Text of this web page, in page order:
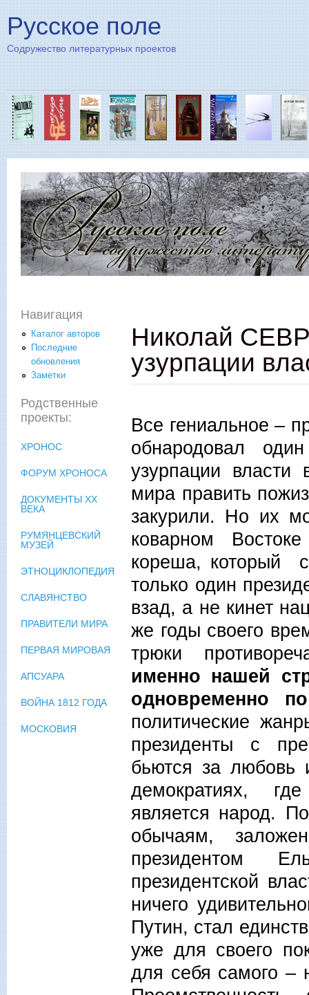
Русское поле
Содружество литературных проектов
Николай
узурпации
Все гениальное –
обнародовал
узурпации
мира править
закурили. Но их
коварном
кореша, который
только один
взад, а не кинет
же годы своего
трюки
именно нашей
одновременно
политические
президенты с
бьются за любовь
демократиях,
является народ.
обычаям,
президентом
президентской
ничего
Путин, стал
уже для своего
для себя самого –
Навигация
Каталог авторов
Последние
обновления
Заметки
Родственные
проекты:
ХРОНОС
ФОРУМ ХРОНОСА
ДОКУМЕНТЫ XX
ВЕКА
РУМЯНЦЕВСКИЙ
МУЗЕЙ
ЭТНОЦИКЛОПЕДИЯ
СЛАВЯНСТВО
ПРАВИТЕЛИ МИРА
ПЕРВАЯ МИРОВАЯ
АПСУАРА
ВОЙНА 1812 ГОДА
МОСКОВИЯ